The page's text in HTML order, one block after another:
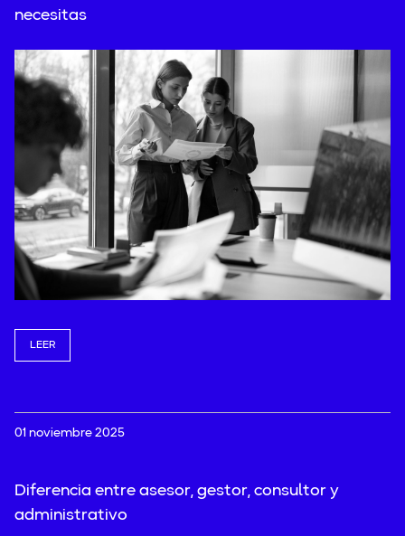
necesitas
LEER
01 noviembre 2025
Diferencia entre asesor, gestor, consultor y
administrativo